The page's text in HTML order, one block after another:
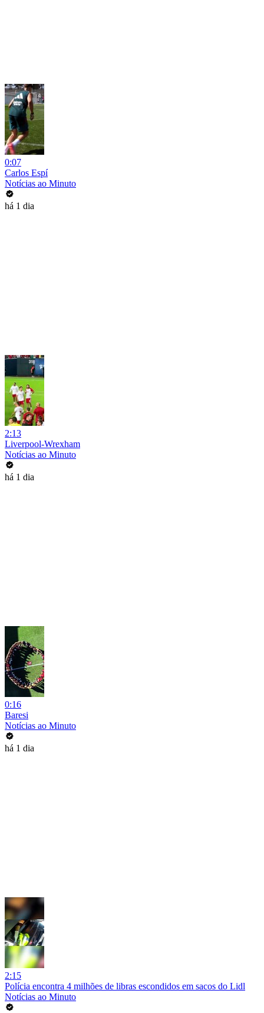
0:07
Carlos Espí
Notícias ao Minuto
há 1 dia
2:13
Liverpool-Wrexham
Notícias ao Minuto
há 1 dia
0:16
Baresi
Notícias ao Minuto
há 1 dia
2:15
Polícia encontra 4 milhões de libras escondidos em sacos do Lidl
Notícias ao Minuto